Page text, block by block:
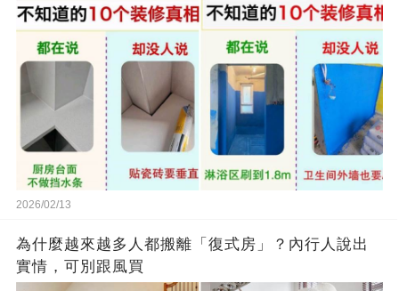
2026/02/13
為什麼越來越多人都搬離「復式房」？內行人說出
實情，可別跟風買